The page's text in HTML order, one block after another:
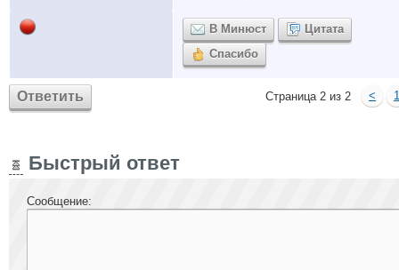
В Минюст
Цитата
Спасибо
Ответить Страница 2 из 2 < 1
Быстрый ответ
Сообщение: